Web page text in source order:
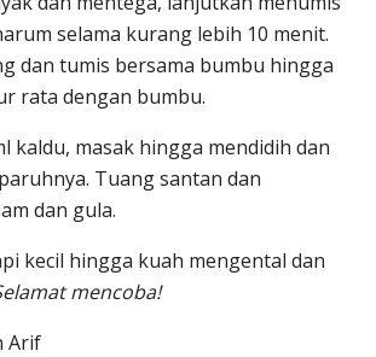
selama kurang lebih 10 menit.
dan tumis bersama bumbu hingga
rata dengan bumbu.
kaldu, masak hingga mendidih dan
Tuang santan dan
dan gula.
kecil hingga kuah mengental dan
mencoba!
Arif